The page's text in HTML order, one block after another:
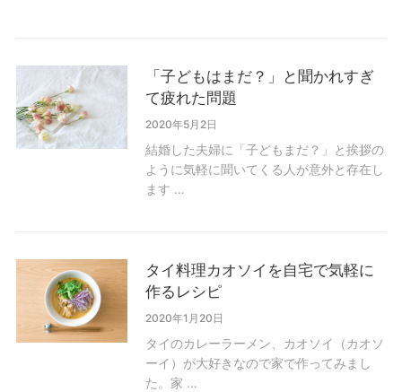
「子どもはまだ？」と聞かれすぎ
て疲れた問題
2020年5月2日
結婚した夫婦に「子どもまだ？」と挨拶の
ように気軽に聞いてくる人が意外と存在し
ます …
タイ料理カオソイを自宅で気軽に
作るレシピ
2020年1月20日
タイのカレーラーメン、カオソイ（カオソ
ーイ）が大好きなので家で作ってみまし
た。家 …